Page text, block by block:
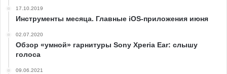
17.10.2019
Инструменты месяца. Главные iOS-приложения июня
02.07.2020
Обзор «умной» гарнитуры Sony Xperia Ear: слышу
голоса
09.06.2021